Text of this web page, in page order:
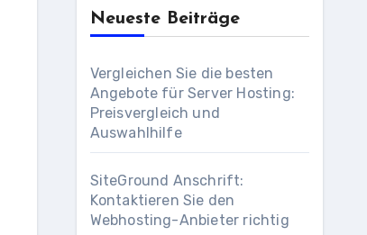
Neueste Beiträge
Vergleichen Sie die besten
Angebote für Server Hosting:
Preisvergleich und
Auswahlhilfe
SiteGround Anschrift:
Kontaktieren Sie den
Webhosting-Anbieter richtig